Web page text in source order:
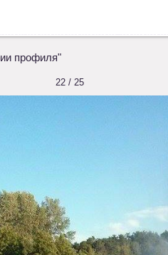
профиля"
22 / 25